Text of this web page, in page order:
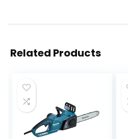
Related Products